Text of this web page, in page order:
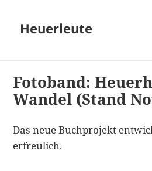
Heuerleute
Fotoband:
Wandel (Stand
Das neue Buchprojekt
erfreulich.